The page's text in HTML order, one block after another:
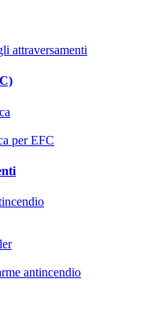
attraversamenti
per EFC
antincendio